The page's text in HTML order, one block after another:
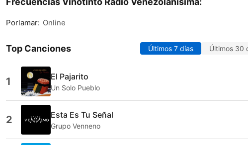
Porlamar: Online
Top Canciones Últimos 7 días Últimos 30
1 El Pajarito
Un Solo Pueblo
2 Esta Es Tu Señal
Grupo Venneno